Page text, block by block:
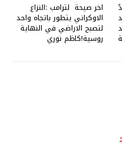
اخر صيحة لترامب :النزاع
الاوكراني يتطور باتجاه واحد
لتصبح الاراضي في النهاية
روسية!كاظم نوري